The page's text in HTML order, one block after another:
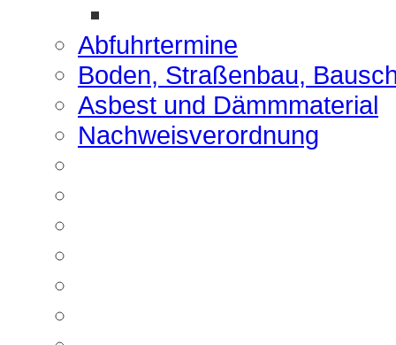
Abfuhrtermine
Boden, Straßenbau,
Asbest und Dämmmaterial
Nachweisverordnung